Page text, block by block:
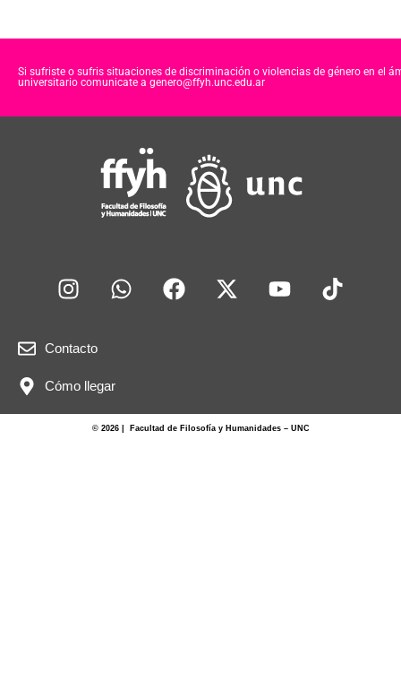
Si sufriste o sufris situaciones de discriminación o violencias de género en el
universitario comunicate a genero@ffyh.unc.edu.ar
Contacto
Cómo llegar
© 2026 | Facultad de Filosofía y Humanidades – UNC